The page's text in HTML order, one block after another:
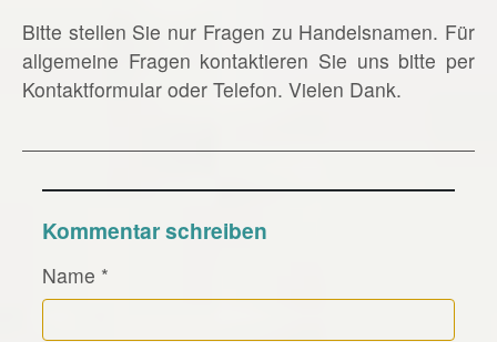
Bitte stellen Sie nur Fragen zu Handelsnamen. Für
allgemeine Fragen kontaktieren Sie uns bitte per
Kontaktformular oder Telefon. Vielen Dank.
Kommentar schreiben
Name *